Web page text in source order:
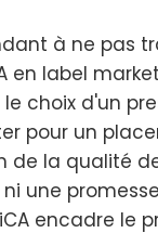
à ne pas
en label
le choix d'un
pour un
de la qualité
une
encadre le